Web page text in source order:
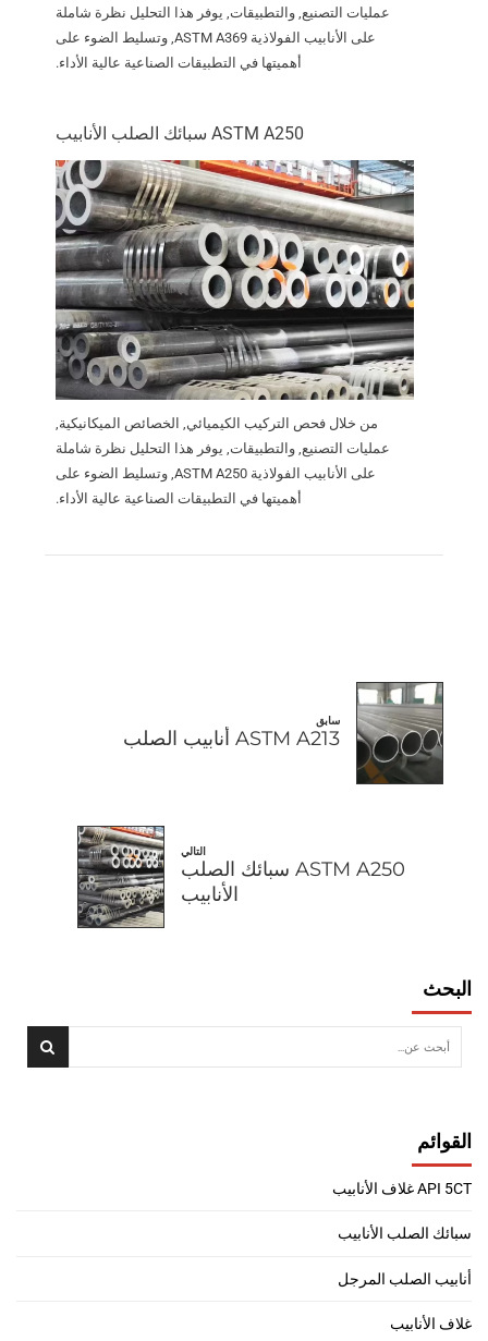
عمليات التصنيع, والتطبيقات, يوفر هذا التحليل نظرة شاملة
على الأنابيب الفولاذية ASTM A369, وتسليط الضوء على
أهميتها في التطبيقات الصناعية عالية الأداء.
ASTM A250 سبائك الصلب الأنابيب
من خلال فحص التركيب الكيميائي, الخصائص الميكانيكية,
عمليات التصنيع, والتطبيقات, يوفر هذا التحليل نظرة شاملة
على الأنابيب الفولاذية ASTM A250, وتسليط الضوء على
أهميتها في التطبيقات الصناعية عالية الأداء.
سابق
ASTM A213 أنابيب الصلب
التالي
ASTM A250 سبائك الصلب
الأنابيب
البحث
القوائم
API 5CT غلاف الأنابيب
سبائك الصلب الأنابيب
أنابيب الصلب المرجل
غلاف الأنابيب